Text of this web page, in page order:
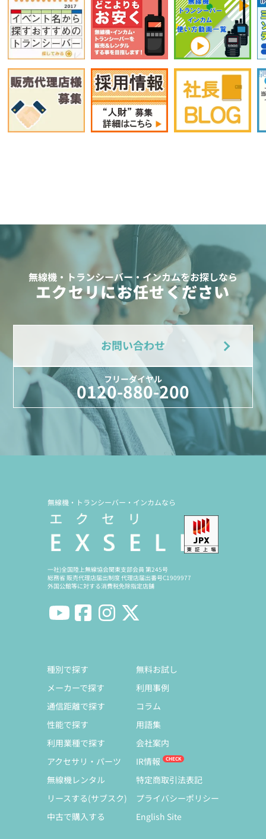
無線機・トランシーバー・インカムをお探しなら
エクセリにお任せください
お問い合わせ
フリーダイヤル
0120-880-200
無線機・トランシーバー・インカムなら
一社)全国陸上無線協会関東支部会員 第245号
総務省 販売代理店届出制度 代理店届出番号C1909977
外国公館等に対する消費税免除指定店舗
種別で探す
メーカーで探す
通信距離で探す
性能で探す
利用業種で探す
アクセサリ・パーツ
無線機レンタル
リースする(サブスク)
中古で購入する
無料お試し
利用事例
コラム
用語集
会社案内
IR情報
特定商取引法表記
プライバシーポリシー
English Site